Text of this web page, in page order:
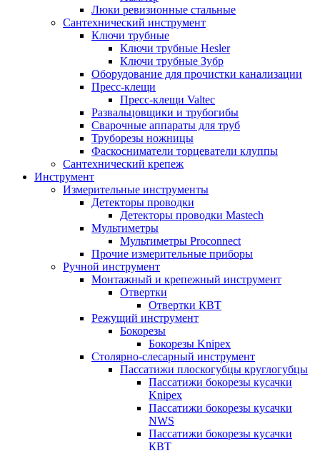
Люки ревизионные стальные
Сантехнический инструмент
Ключи трубные
Ключи трубные Hesler
Ключи трубные Зубр
Оборудование для прочистки канализации
Пресс-клещи
Пресс-клещи Valtec
Развальцовщики и трубогибы
Сварочные аппараты для труб
Труборезы ножницы
Фаскосниматели торцеватели клуппы
Сантехнический крепеж
Инструмент
Измерительные инструменты
Детекторы проводки
Детекторы проводки Mastech
Мультиметры
Мультиметры Proconnect
Прочие измерительные приборы
Ручной инструмент
Монтажный и крепежный инструмент
Отвертки
Отвертки КВТ
Режущий инструмент
Бокорезы
Бокорезы Knipex
Столярно-слесарный инструмент
Пассатижи плоскогубцы круглогубцы
Пассатижи бокорезы кусачки
Knipex
Пассатижи бокорезы кусачки
NWS
Пассатижи бокорезы кусачки
КВТ